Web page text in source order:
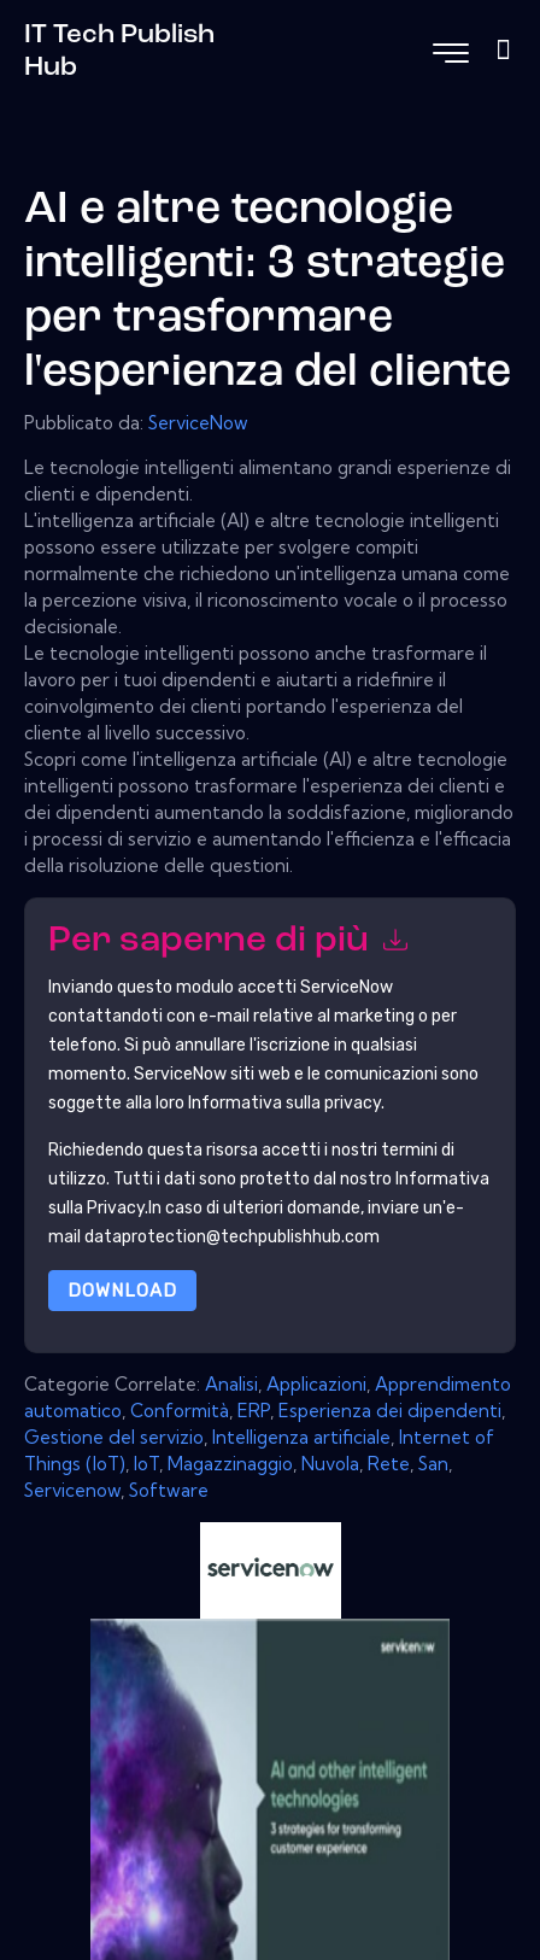
IT Tech Publish
Hub
AI e altre tecnologie
intelligenti: 3 strategie
per trasformare
l'esperienza del cliente
Pubblicato da: ServiceNow
Le tecnologie intelligenti alimentano grandi esperienze di
clienti e dipendenti.
L'intelligenza artificiale (AI) e altre tecnologie intelligenti
possono essere utilizzate per svolgere compiti
normalmente che richiedono un'intelligenza umana come
la percezione visiva, il riconoscimento vocale o il processo
decisionale.
Le tecnologie intelligenti possono anche trasformare il
lavoro per i tuoi dipendenti e aiutarti a ridefinire il
coinvolgimento dei clienti portando l'esperienza del
cliente al livello successivo.
Scopri come l'intelligenza artificiale (AI) e altre tecnologie
intelligenti possono trasformare l'esperienza dei clienti e
dei dipendenti aumentando la soddisfazione, migliorando
i processi di servizio e aumentando l'efficienza e l'efficacia
della risoluzione delle questioni.
Per saperne di più
Inviando questo modulo accetti ServiceNow
contattandoti con e-mail relative al marketing o per
telefono. Si può annullare l'iscrizione in qualsiasi
momento. ServiceNowsiti web e le comunicazioni sono
soggette alla loro Informativa sulla privacy.
Richiedendo questa risorsa accetti i nostri termini di
utilizzo. Tutti i dati sono protetto dal nostro Informativa
sulla Privacy.In caso di ulteriori domande, inviare un'e-
mail dataprotection@techpublishhub.com
DOWNLOAD
Categorie Correlate: Analisi Applicazioni Apprendimento
automatico Conformità ERP Esperienza dei dipendenti
Gestione del servizio Intelligenza artificiale Internet of
Things (IoT) IoT Magazzinaggio Nuvola Rete San
Servicenow Software